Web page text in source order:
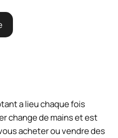
a lieu chaque fois
change de mains et est
acheter ou vendre des